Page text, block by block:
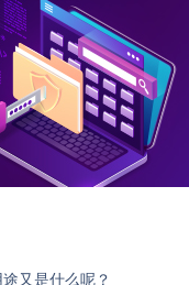
又是什么呢？